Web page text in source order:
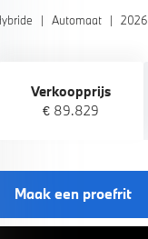
| Automaat | 2026
Verkoopprijs
€ 89.829
Maak een proefrit